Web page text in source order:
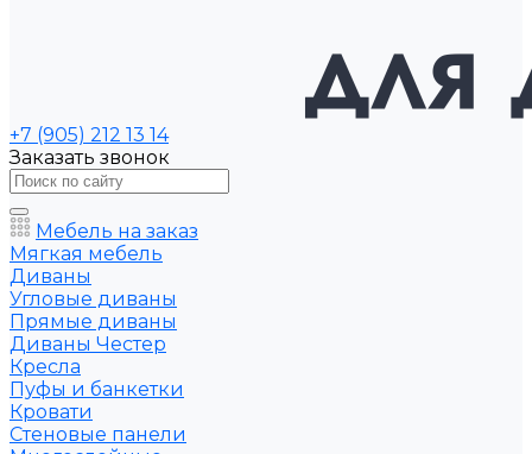
+7 (905) 212 13 14
Заказать звонок
Мебель на заказ
Мягкая мебель
Диваны
Угловые диваны
Прямые диваны
Диваны Честер
Кресла
Пуфы и банкетки
Кровати
Стеновые панели